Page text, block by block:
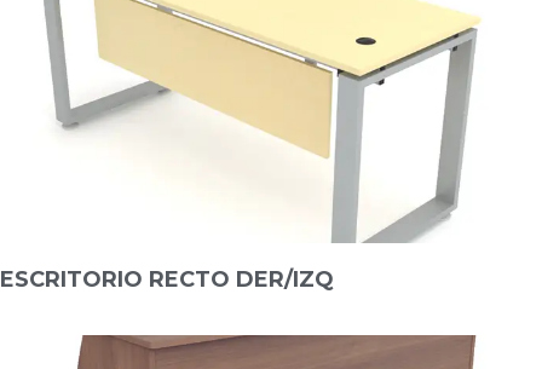
ESCRITORIO RECTO DER/IZQ